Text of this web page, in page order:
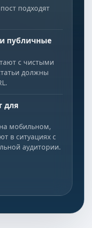
подходят
публичные
с чистыми
должны
для
мобильном,
в ситуациях с
аудитории.